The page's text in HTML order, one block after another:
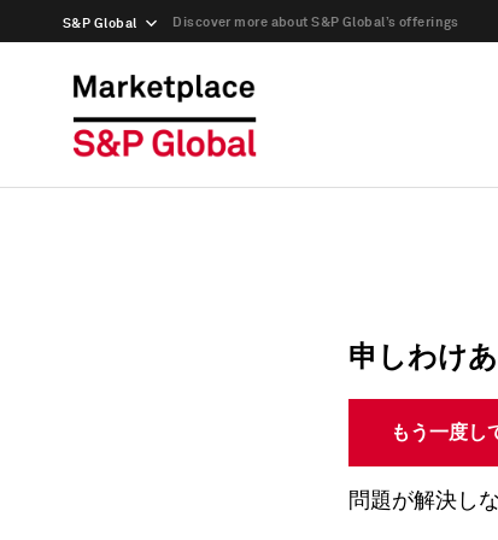
S&P Global Discover more about S&P Global’s offerings
申しわけ
もう一度し
問題が解決し